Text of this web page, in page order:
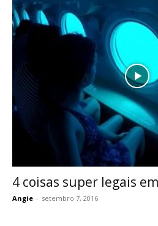
4 coisas super legais
Angie - setembro 7, 2016